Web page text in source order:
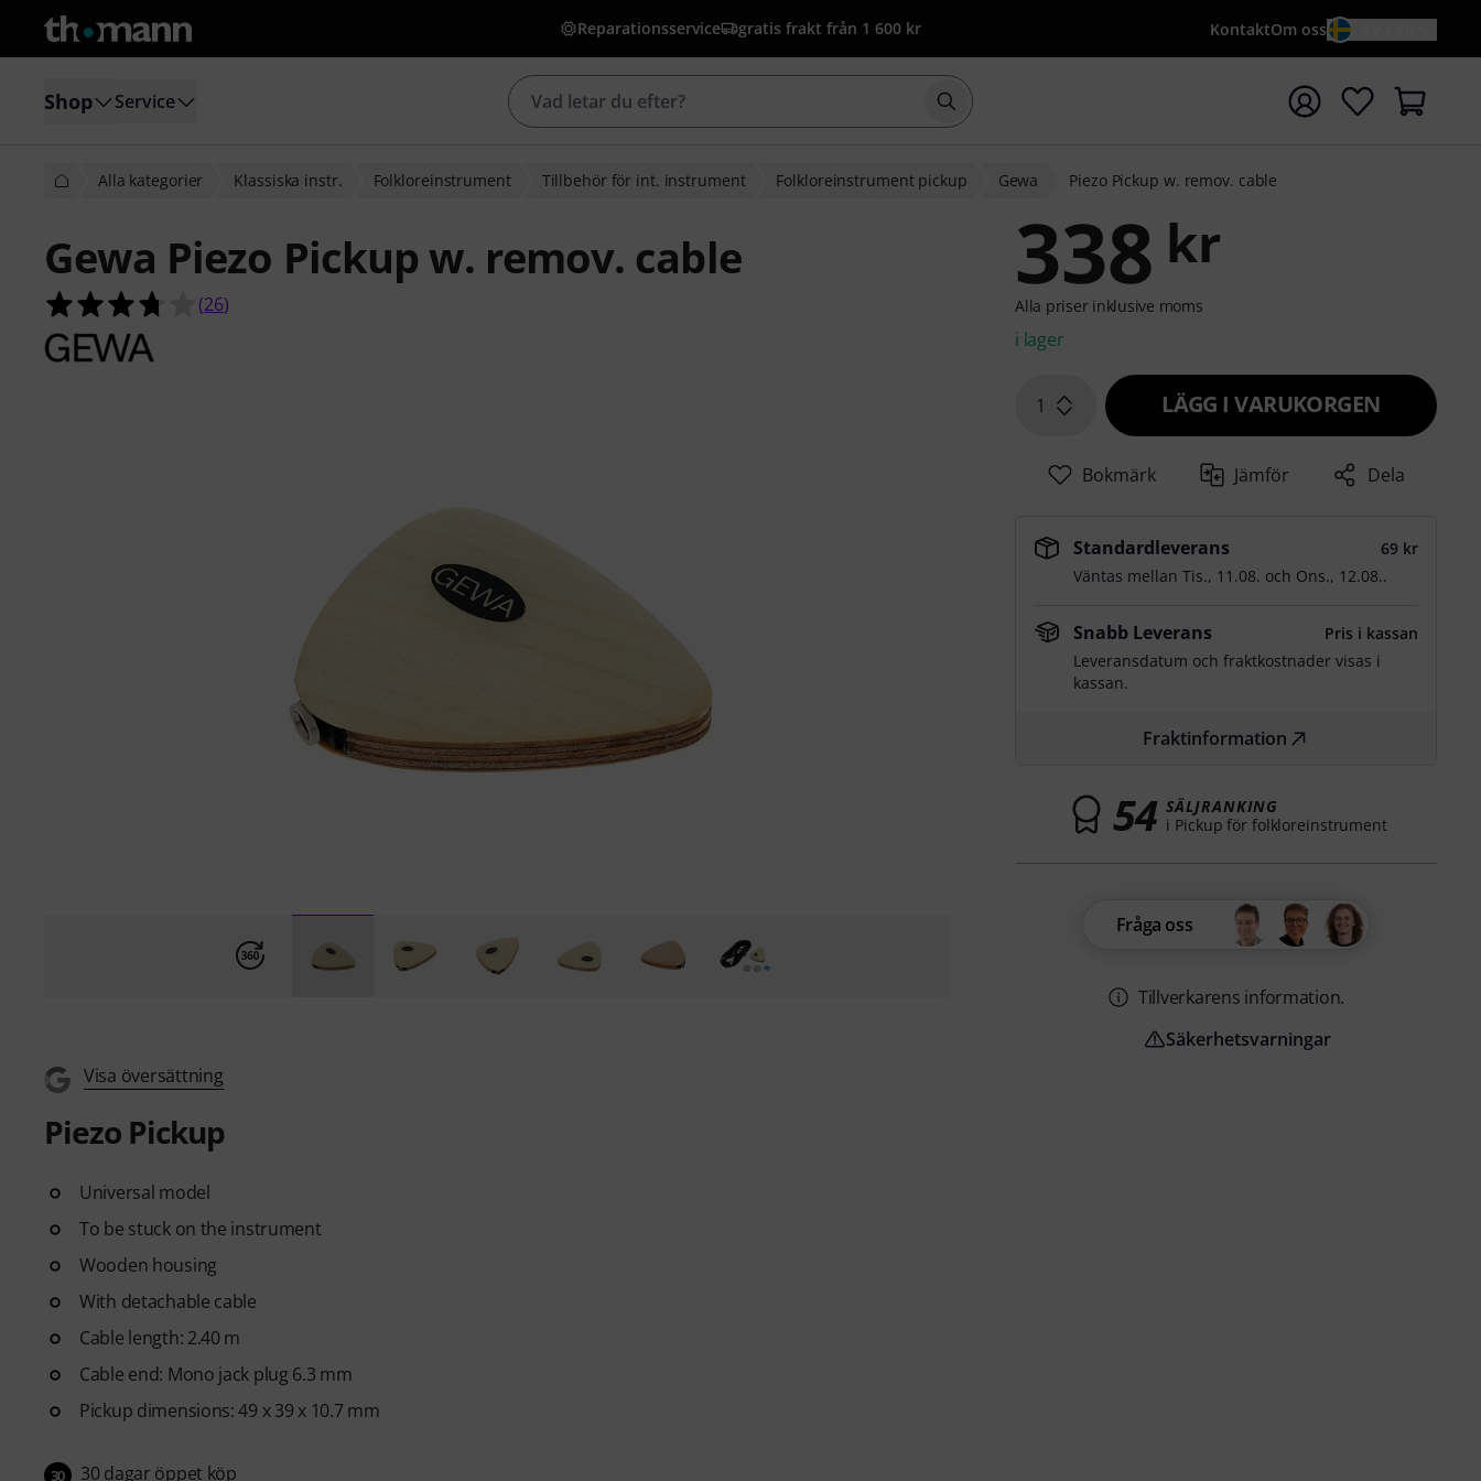
Reparationsservice gratis frakt från 1 600 kr KontaktOm oss
Shop Service Börja sökningen med söktermen {searchTerm}
Alla kategorier Klassiska instr. Folkloreinstrument Tillbehör för int. instrument Folkloreinstrument pickup Gewa Piezo Pickup w. remov. cable
Gewa Piezo Pickup w. remov. cable
3.7 av 5 stjärnor från 26 kundbetyg
(26)
Visa översättning
Piezo Pickup
Universal model
To be stuck on the instrument
Wooden housing
With detachable cable
Cable length: 2.40 m
Cable end: Mono jack plug 6.3 mm
Pickup dimensions: 49 x 39 x 10.7 mm
30 30 dagar öppet köp
338 kr
Alla priser inklusive moms
i lager
1 LÄGG I VARUKORGEN
Bokmärk Jämför Dela
Standardleverans
69 kr
Väntas mellanTis., 11.08. och Ons., 12.08..
Snabb Leverans
Pris i kassan
Leveransdatum och fraktkostnader visas i
kassan.
Fraktinformation
54 SÄLJRANKING
i Pickup för folkloreinstrument
Fråga oss
Tillverkarens information.
Säkerhetsvarningar